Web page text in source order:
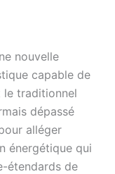
nouvelle
capable de
le traditionnel
dépassé
alléger
énergétique qui
étendards de